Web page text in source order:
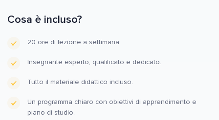
Cosa è incluso?
20 ore di lezione a settimana.
Insegnante esperto, qualificato e dedicato.
Tutto il materiale didattico incluso.
Un programma chiaro con obiettivi di apprendimento e
piano di studio.